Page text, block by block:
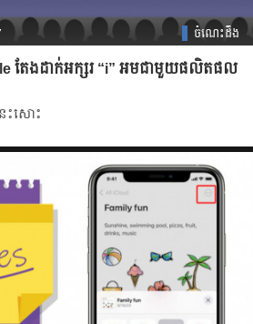
ចំណេះដឹង
តែងដាក់អក្សរ “i” អមជាមួយផលិតផល
ះសោះ